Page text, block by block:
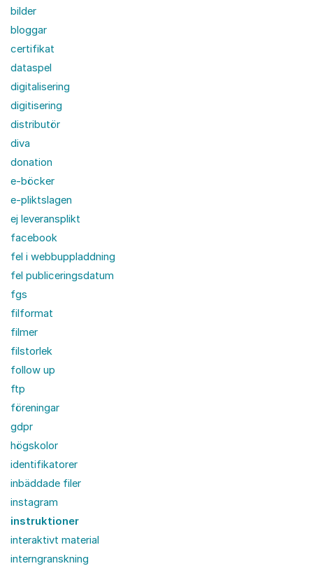
bilder
bloggar
certifikat
dataspel
digitalisering
digitisering
distributör
diva
donation
e-böcker
e-pliktslagen
ej leveransplikt
facebook
fel i webbuppladdning
fel publiceringsdatum
fgs
filformat
filmer
filstorlek
follow up
ftp
föreningar
gdpr
högskolor
identifikatorer
inbäddade filer
instagram
instruktioner
interaktivt material
interngranskning